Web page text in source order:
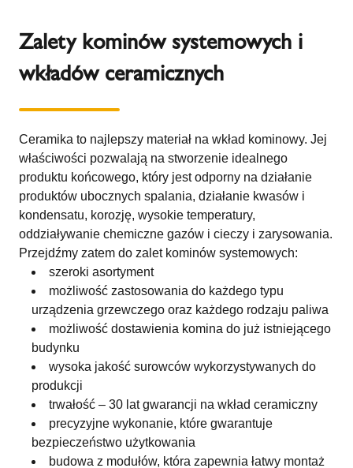
Zalety kominów systemowych i
wkładów ceramicznych
Ceramika to najlepszy materiał na wkład kominowy. Jej
właściwości pozwalają na stworzenie idealnego
produktu końcowego, który jest odporny na działanie
produktów ubocznych spalania, działanie kwasów i
kondensatu, korozję, wysokie temperatury,
oddziaływanie chemiczne gazów i cieczy i zarysowania.
Przejdźmy zatem do zalet kominów systemowych:
szeroki asortyment
możliwość zastosowania do każdego typu
urządzenia grzewczego oraz każdego rodzaju paliwa
możliwość dostawienia komina do już istniejącego
budynku
wysoka jakość surowców wykorzystywanych do
produkcji
trwałość – 30 lat gwarancji na wkład ceramiczny
precyzyjne wykonanie, które gwarantuje
bezpieczeństwo użytkowania
budowa z modułów, która zapewnia łatwy montaż